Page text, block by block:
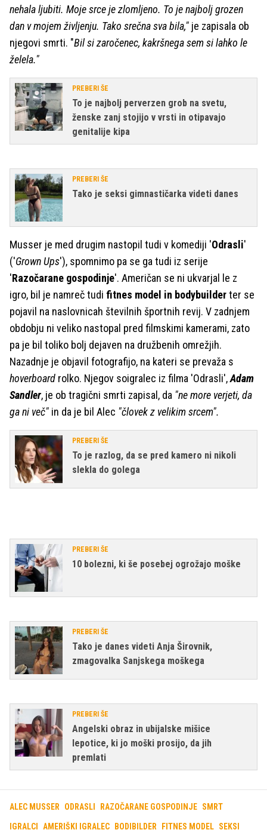
nehala ljubiti. Moje srce je zlomljeno. To je najbolj grozen
dan v mojem življenju. Tako srečna sva bila," je zapisala ob
njegovi smrti. "Bil si zaročenec, kakršnega sem si lahko le
želela."
PREBERI ŠE
To je najbolj perverzen grob na svetu,
ženske zanj stojijo v vrsti in otipavajo
genitalije kipa
PREBERI ŠE
Tako je seksi gimnastičarka videti danes
Musser je med drugim nastopil tudi v komediji 'Odrasli'
('Grown Ups'), spomnimo pa se ga tudi iz serije
'Razočarane gospodinje'. Američan se ni ukvarjal le z
igro, bil je namreč tudi fitnes model in bodybuilderter se
pojavil na naslovnicah številnih športnih revij. V zadnjem
obdobju ni veliko nastopal pred filmskimi kamerami, zato
pa je bil toliko bolj dejaven na družbenih omrežjih.
Nazadnje je objavil fotografijo, na kateri se prevaža s
hoverboard rolko. Njegov soigralec iz filma 'Odrasli',Adam
Sandler, je ob tragični smrti zapisal, da "ne more verjeti, da
ga ni več" in da je bil Alec "človek z velikim srcem".
PREBERI ŠE
To je razlog, da se pred kamero ni nikoli
slekla do golega
PREBERI ŠE
10 bolezni, ki še posebej ogrožajo moške
PREBERI ŠE
Tako je danes videti Anja Širovnik,
zmagovalka Sanjskega moškega
PREBERI ŠE
Angelski obraz in ubijalske mišice
lepotice, ki jo moški prosijo, da jih
premlati
ALEC MUSSER ODRASLI RAZOČARANE GOSPODINJE SMRT
IGRALCI AMERIŠKI IGRALEC BODIBILDER FITNES MODEL SEKSI